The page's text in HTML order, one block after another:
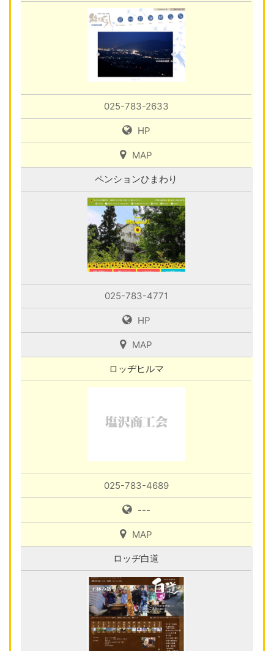
025-783-2633
HP
MAP
ペンションひまわり
025-783-4771
HP
MAP
ロッヂヒルマ
025-783-4689
---
MAP
ロッヂ白道